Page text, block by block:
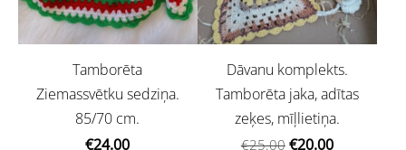
Tamborēta
Ziemassvētku sedziņa.
85/70 cm.
€24.00
Dāvanu komplekts.
Tamborēta jaka, adītas
zeķes, mīļlietiņa.
€25.00 €20.00